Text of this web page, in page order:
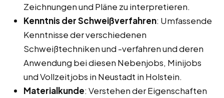
Zeichnungen und Pläne zu interpretieren.
Kenntnis der Schweißverfahren: Umfassende
Kenntnisse der verschiedenen
Schweißtechniken und -verfahren und deren
Anwendung bei diesen Nebenjobs, Minijobs
und Vollzeitjobs in Neustadt in Holstein.
Materialkunde: Verstehen der Eigenschaften